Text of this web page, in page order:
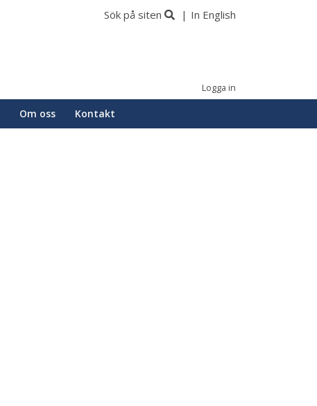
Sök på siten In English
Logga in
Om oss Kontakt